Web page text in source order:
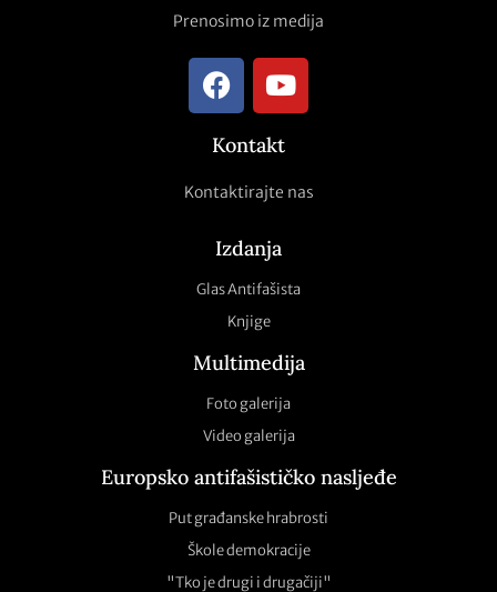
Prenosimo iz medija
Kontakt
Kontaktirajte nas
Izdanja
Glas Antifašista
Knjige
Multimedija
Foto galerija
Video galerija
Europsko antifašističko nasljeđe
Put građanske hrabrosti
Škole demokracije
"Tko je drugi i drugačiji"